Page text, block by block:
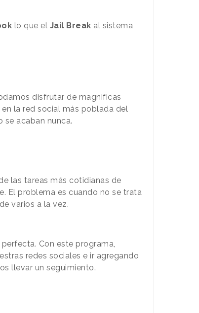
lo que el Jail Break al sistema
disfrutar de magnificas
la red social más poblada del
se acaban nunca.
las tareas más cotidianas de
El problema es cuando no se trata
varios a la vez.
Con este programa,
redes sociales e ir agregando
llevar un seguimiento.